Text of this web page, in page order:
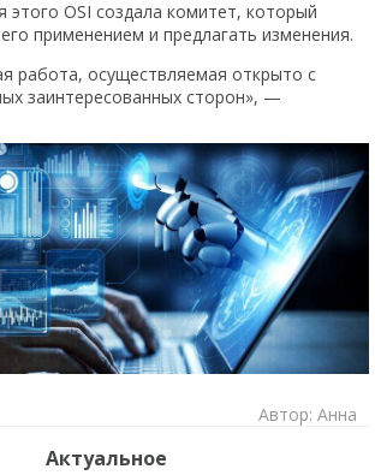
этого OSI создала комитет, который
применением и предлагать изменения.
работа, осуществляемая открыто с
заинтересованных сторон», —
Автор: Анна
Актуальное